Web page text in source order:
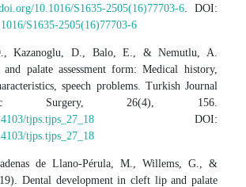
10.1016/S1635-2505(16)77703-6. DOI:
S1635-2505(16)77703-6
Kazanoglu, D., Balo, E., & Nemutlu, A.
palate assessment form: Medical history,
speech problems. Turkish Journal
Surgery, 26(4), 156.
tjps.tjps_27_18 DOI:
tjps.tjps_27_18
de Llano-Pérula, M., Willems, G., &
Dental development in cleft lip and palate